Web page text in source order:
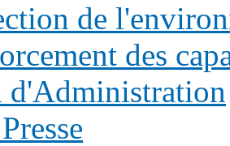
de
des
d'Administration